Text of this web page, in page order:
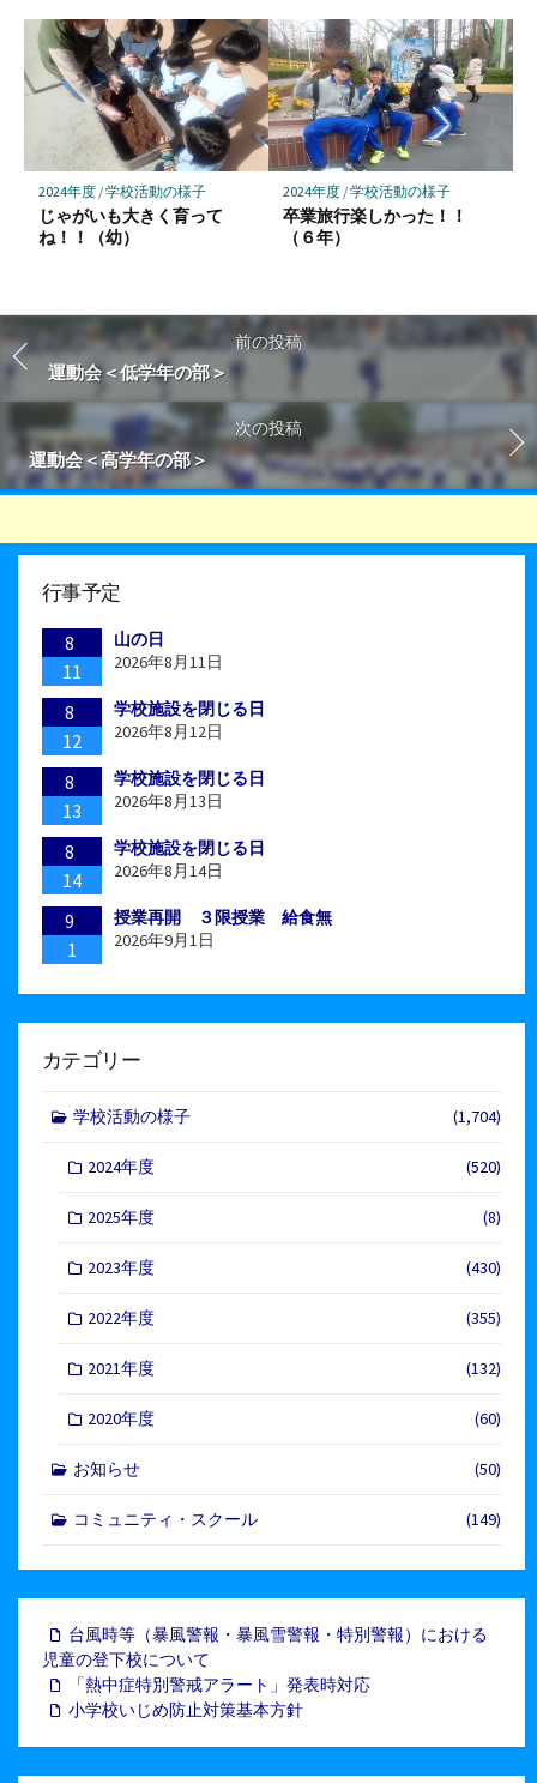
2024年度/学校活動の様子
じゃがいも大きく育って
ね！！（幼）
2024年度/学校活動の様子
卒業旅行楽しかった！！
（６年）
前の投稿
運動会＜低学年の部＞
次の投稿
運動会＜高学年の部＞
行事予定
8
11
山の日
2026年8月11日
8
12
学校施設を閉じる日
2026年8月12日
8
13
学校施設を閉じる日
2026年8月13日
8
14
学校施設を閉じる日
2026年8月14日
9
1
授業再開 ３限授業 給食無
2026年9月1日
カテゴリー
学校活動の様子 (1,704)
2024年度 (520)
2025年度 (8)
2023年度 (430)
2022年度 (355)
2021年度 (132)
2020年度 (60)
お知らせ (50)
コミュニティ・スクール (149)
台風時等（暴風警報・暴風雪警報・特別警報）における
児童の登下校について
「熱中症特別警戒アラート」発表時対応
小学校いじめ防止対策基本方針